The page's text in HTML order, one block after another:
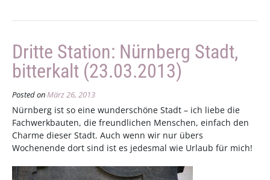
Dritte Station: Nürnberg Stadt,
bitterkalt (23.03.2013)
Posted onMärz 26, 2013
Nürnberg ist so eine wunderschöne Stadt – ich liebe die
Fachwerkbauten, die freundlichen Menschen, einfach den
Charme dieser Stadt. Auch wenn wir nur übers
Wochenende dort sind ist es jedesmal wie Urlaub für mich!